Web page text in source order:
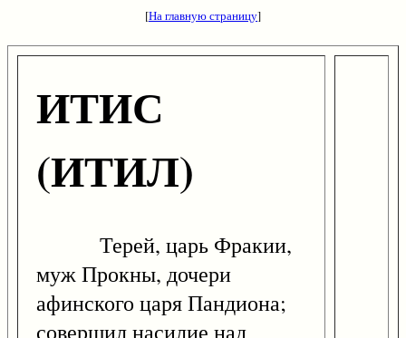
[На главную страницу]
ИТИС
(ИТИЛ)
Терей, царь Фракии,
муж Прокны, дочери
афинского царя Пандиона;
совершил насилие над